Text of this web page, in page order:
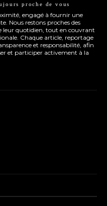
proche de vous
engagé à fournir une
Nous restons proches des
leur quotidien, tout en couvrant
Chaque article, reportage
et responsabilité, afin
et participer activement à la